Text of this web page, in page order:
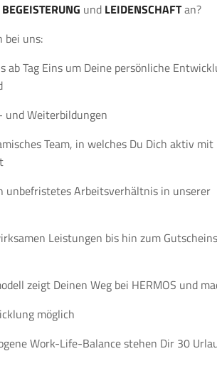
BEGEISTERUNG und LEIDENSCHAFTan?
bei uns:
ab Tag Eins um Deine persönliche
Weiterbildungen
Team, in welches Du Dich aktiv mit
unbefristetes Arbeitsverhältnis in unserer
Leistungen bis hin zum
zeigt Deinen Weg bei HERMOS und
möglich
Work-Life-Balance stehen Dir 30